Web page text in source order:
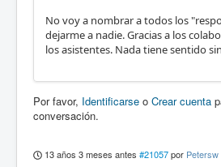
No voy a nombrar a todos los
dejarme a nadie. Gracias a los
los asistentes. Nada tiene sentido
Por favor, Identificarse o Crear cuenta
conversación.
13 años 3 meses antes #21057por Petersw